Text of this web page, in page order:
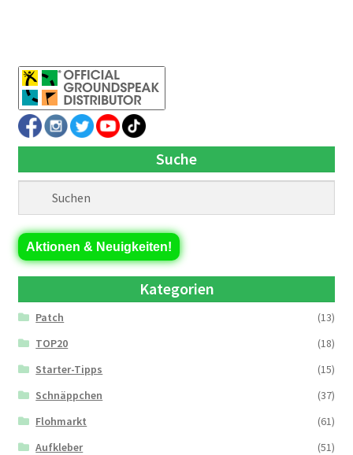
Suche
Aktionen & Neuigkeiten!
Kategorien
Patch
(13)
TOP20
(18)
Starter-Tipps
(15)
Schnäppchen
(37)
Flohmarkt
(61)
Aufkleber
(51)